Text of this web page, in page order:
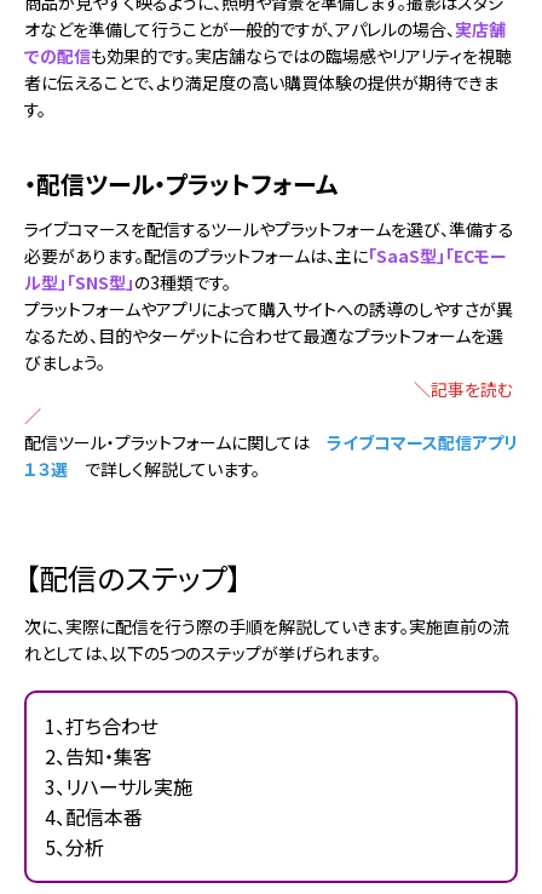
オなどを準備して行うことが一般的ですが、アパレルの場合、 実店舗
での配信も効果的です。実店舗ならではの臨場感やリアリティを視聴
者に伝えることで、より満足度の高い購買体験の提供が期待できま
す。
・配信ツール・プラットフォーム
ライブコマースを配信するツールやプラットフォームを選び、準備する
必要があります。配信のプラットフォームは、主に「SaaS型」「ECモー
ル型」「SNS型」の3種類です。
プラットフォームやアプリによって購入サイトへの誘導のしやすさが異
なるため、目的やターゲットに合わせて最適なプラットフォームを選
びましょう。
＼記事を読む
／
配信ツール・プラットフォームに関しては ライブコマース配信アプリ
１３選 で詳しく解説しています。
【配信のステップ】
次に、実際に配信を行う際の手順を解説していきます。実施直前の流
れとしては、以下の5つのステップが挙げられます。
1、打ち合わせ
2、告知・集客
3、リハーサル実施
4、配信本番
5、分析